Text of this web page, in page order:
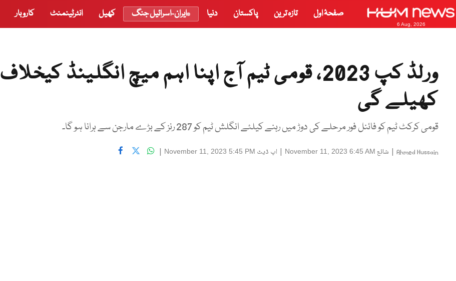
6 Aug, 2026
صفحۂ اول تازہ ترین پاکستان دنیا ایران-اسرائیل جنگ کھیل انٹرٹینمنٹ کاروبار
ورلڈ کپ 2023، قومی ٹیم آج اپنا اہم میچ انگلینڈ کیخلاف
کھیلے گی
قومی کرکٹ ٹیم کو فائنل فور مرحلے کی دوڑ میں رہنے کیلئے انگلش ٹیم کو 287 رنز کے بڑے مارجن سے ہرانا ہو گا۔
Ahmed Hussain
| شائع November 11, 2023 6:45 AM
| اپ ڈیٹ November 11, 2023 5:45 PM
|